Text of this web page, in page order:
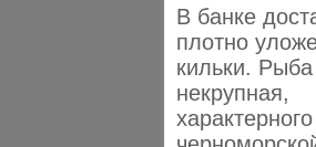
В банке
плотно
кильки. Рыба
некрупная,